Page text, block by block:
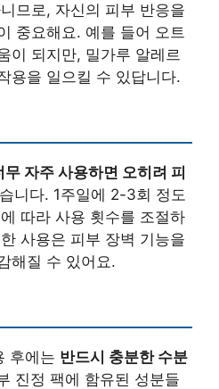
므로, 자신의 피부 반응을
중요해요. 예를 들어 오트
이 되지만, 밀가루 알레르
용을 일으킬 수 있답니다.
무 자주 사용하면 오히려 피
니다. 1주일에 2-3회 정도
따라 사용 횟수를 조절하
사용은 피부 장벽 기능을
해질 수 있어요.
후에는 반드시 충분한 수분
진정 팩에 함유된 성분들